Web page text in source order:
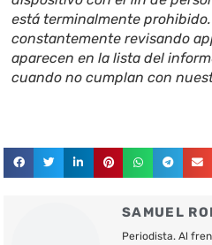
está terminalmente
constantemente revisando
aparecen en la lista del
cuando no cumplan con
SAMUEL
Periodista. Al